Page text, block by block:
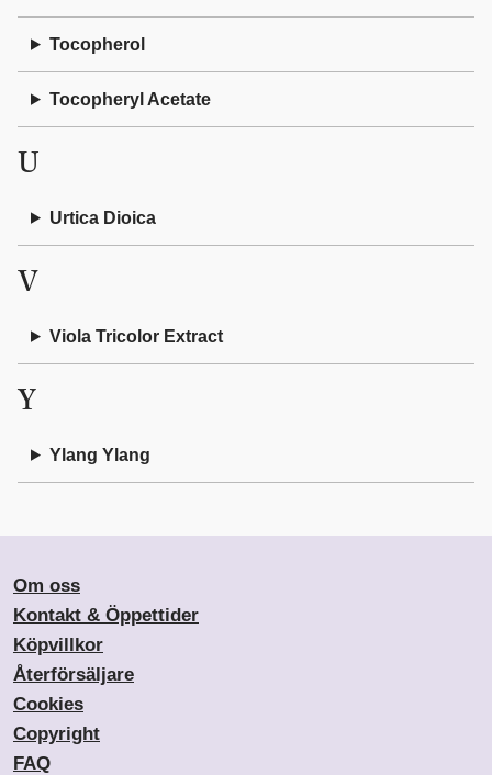
Tocopherol
Tocopheryl Acetate
U
Urtica Dioica
V
Viola Tricolor Extract
Y
Ylang Ylang
Om oss
Kontakt & Öppettider
Köpvillkor
Återförsäljare
Cookies
Copyright
FAQ